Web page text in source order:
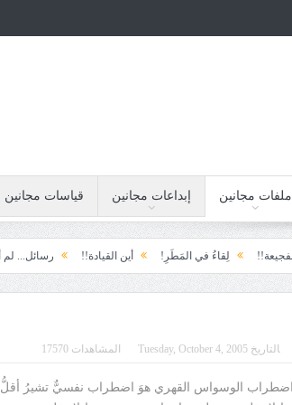
ملفات مجانين إبداعات مجانين قياسات مجانين
لِقاءُ في المَطَرِ! أين القيادة!! رسائل... لم أرسلها!
التاريخTuesday, October 4, 2005 المشاهدات 17570
اضطراب الوسواس القهري هوَ اضطراب نفسيٌّ تشيرُ أقلُّ